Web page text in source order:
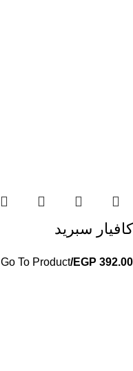
كافيار سبريد
EGP 392.00
/kg
Go To Product